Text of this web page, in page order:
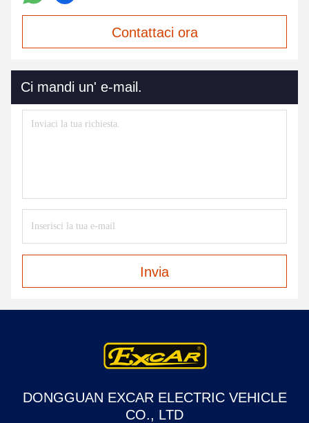
Contattaci ora
Ci mandi un' e-mail.
Invia
DONGGUAN EXCAR ELECTRIC VEHICLE
CO., LTD